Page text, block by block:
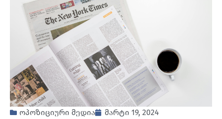
ოპოზიციური მედია
მარტი 19, 2024